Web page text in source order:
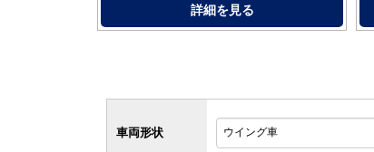
詳細を見る
車両形状